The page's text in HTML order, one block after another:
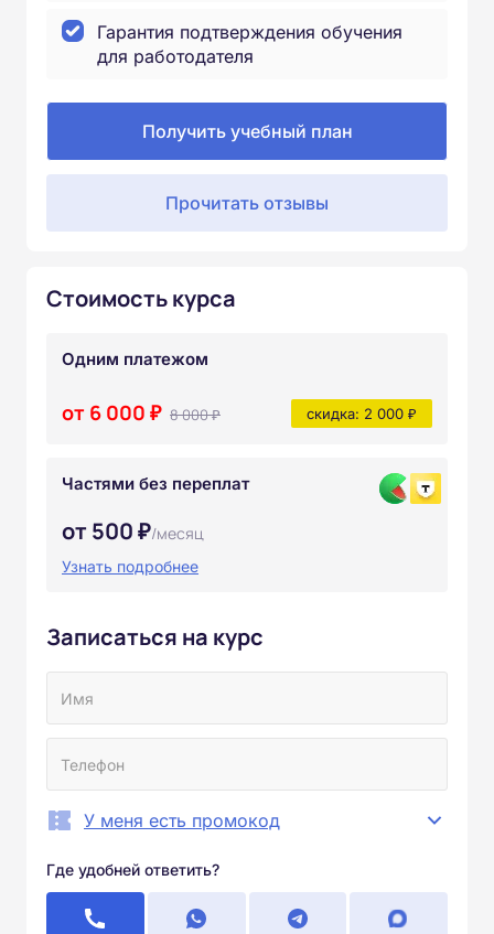
Гарантия подтверждения обучения
для работодателя
Получить учебный план
Прочитать отзывы
Стоимость курса
Одним платежом
от 6 000 ₽ 8 000 ₽ скидка: 2 000 ₽
Частями без переплат
от 500 ₽/месяц
Узнать подробнее
Записаться на курс
У меня есть промокод
Где удобней ответить?